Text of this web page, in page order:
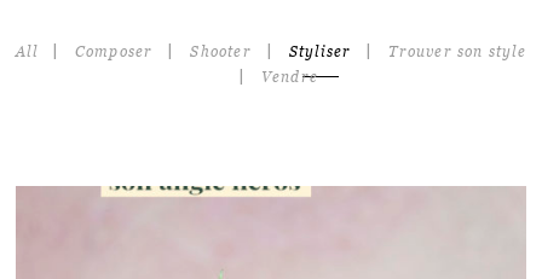
All | Composer | Shooter | Styliser | Trouver son style
| Vendre